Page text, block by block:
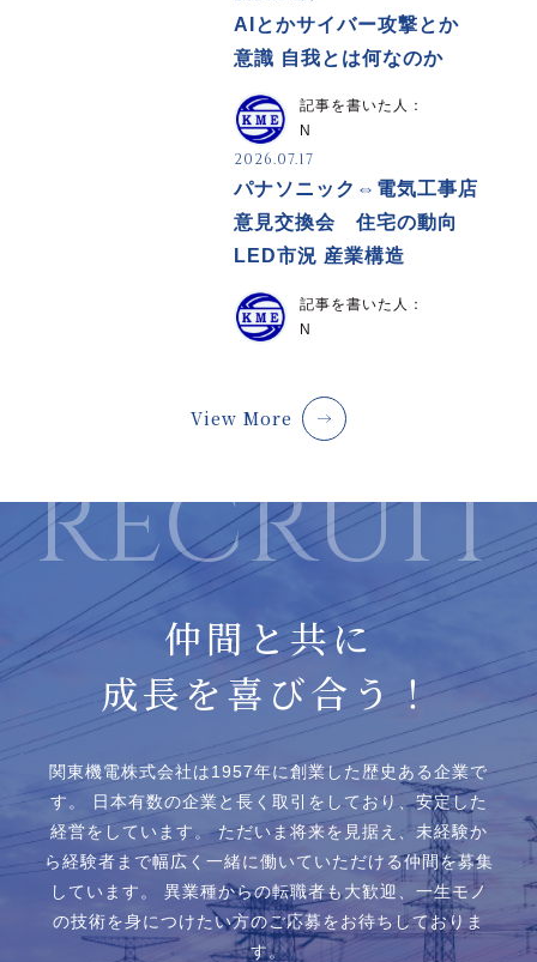
AIとかサイバー攻撃とか
意識 自我とは何なのか
記事を書いた人：
N
2026.07.17
パナソニック⇔電気工事店
意見交換会 住宅の動向
LED市況 産業構造
記事を書いた人：
N
View More
仲間と共に
成長を喜び合う！
関東機電株式会社は1957年に創業した歴史ある企業で
す。
日本有数の企業と⻑く取引をしており、安定した
経営をしています。ただいま将来を見据え、未経験か
ら経験者まで幅広く一緒に働いていただける仲間を募集
しています。
異業種からの転職者も大歓迎、一生モノ
の技術を身につけたい方のご応募をお待ちしておりま
す。